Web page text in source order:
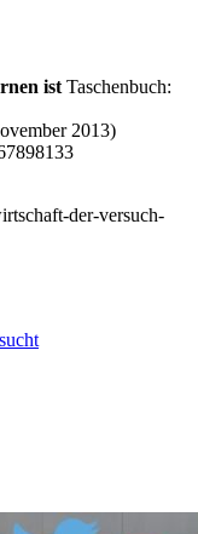
ist Taschenbuch:
2013)
der-versuch-